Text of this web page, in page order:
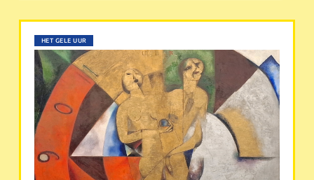
HET GELE UUR